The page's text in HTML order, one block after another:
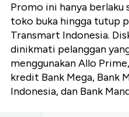
Promo ini hanya berlaku
toko buka hingga tutup
Transmart Indonesia.
dinikmati pelanggan
menggunakan Allo
kredit Bank Mega, Bank
Indonesia, dan Bank